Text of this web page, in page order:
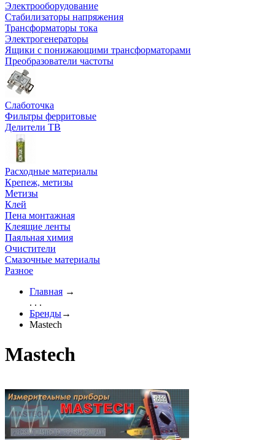
Электрооборудование
Стабилизаторы напряжения
Трансформаторы тока
Электрогенераторы
Ящики с понижающими трансформаторами
Преобразователи частоты
Слаботочка
Фильтры ферритовые
Делители ТВ
Расходные материалы
Крепеж, метизы
Метизы
Клей
Пена монтажная
Клеящие ленты
Паяльная химия
Очистители
Смазочные материалы
Разное
Главная →
. . .
Бренды→
Mastech
Mastech